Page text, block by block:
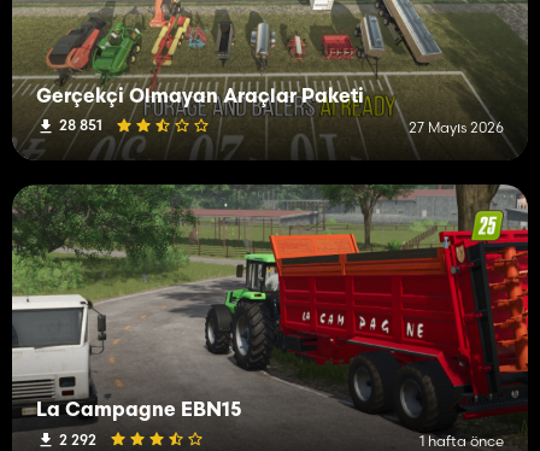
Gerçekçi Olmayan Araçlar Paketi
28 851 27 Mayıs 2026
La Campagne EBN15
2 292 1 hafta önce